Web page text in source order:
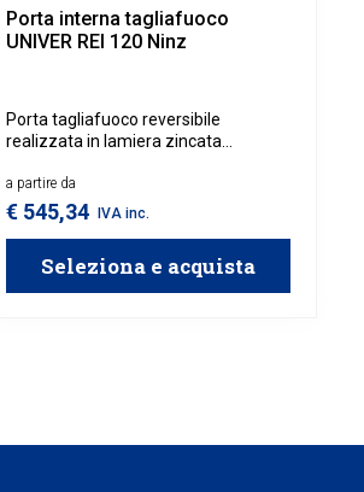
Porta interna tagliafuoco
UNIVER REI 120 Ninz
Porta tagliafuoco reversibile
realizzata in lamiera zincata
a partire da
€ 545,34 IVA inc.
Seleziona e acquista